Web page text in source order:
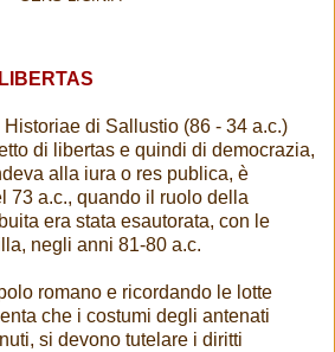
di Sallustio (86 - 34 a.c.)
di libertas e quindi di democrazia,
alla iura o res publica, è
73 a.c., quando il ruolo della
era stata esautorata, con le
negli anni 81-80 a.c.
romano e ricordando le lotte
che i costumi degli antenati
si devono tutelare i diritti